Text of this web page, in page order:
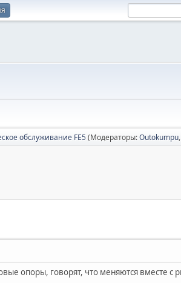
обслуживание FE5(Модераторы:Outokumpu
опоры, говорят, что меняются вместе с